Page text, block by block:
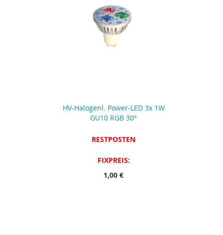
HV-Halogenl. Power-LED 3x 1W
GU10 RGB 30°
RESTPOSTEN
FIXPREIS:
1,00 €